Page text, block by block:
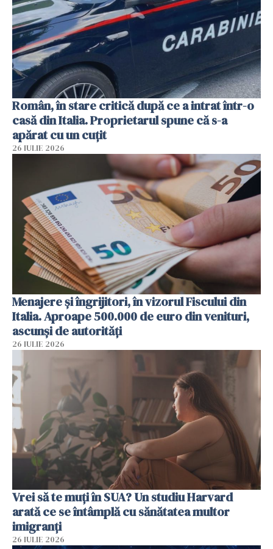
Român, în stare critică după ce a intrat într-o
casă din Italia. Proprietarul spune că s-a
apărat cu un cuțit
26 IULIE 2026
Menajere și îngrijitori, în vizorul Fiscului din
Italia. Aproape 500.000 de euro din venituri,
ascunși de autorități
26 IULIE 2026
Vrei să te muți în SUA? Un studiu Harvard
arată ce se întâmplă cu sănătatea multor
imigranți
26 IULIE 2026